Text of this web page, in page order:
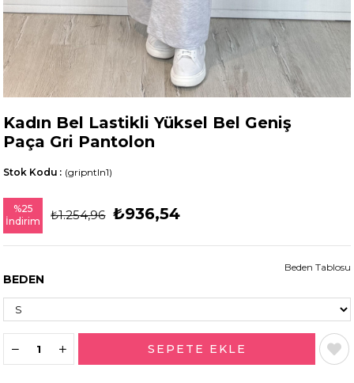
Kadın Bel Lastikli Yüksel Bel Geniş
Paça Gri Pantolon
(gripntln1)
Stok Kodu
%25
İndirim
₺1.254,96 ₺936,54
BEDEN
Beden Tablosu